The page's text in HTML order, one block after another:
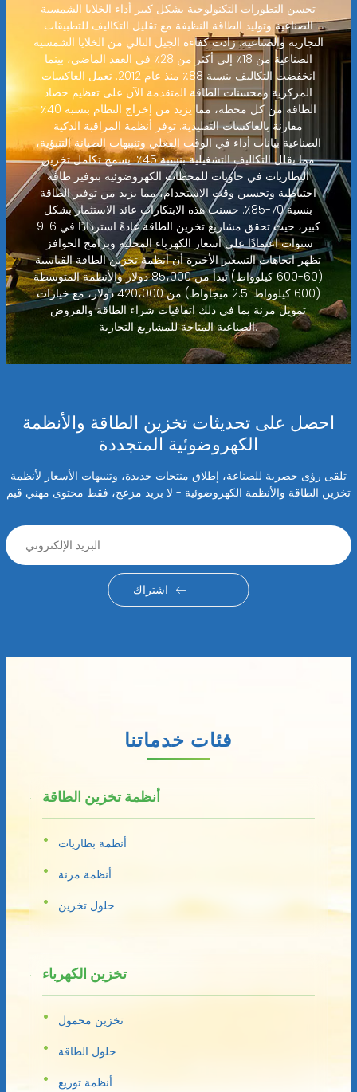
تحسن التطورات التكنولوجية بشكل كبير أداء الخلايا الشمسية
الصناعية وتوليد الطاقة النظيفة مع تقليل التكاليف للتطبيقات
التجارية والصناعية. زادت كفاءة الجيل التالي من الخلايا الشمسية
الصناعية من 18٪ إلى أكثر من 28٪ في العقد الماضي، بينما
انخفضت التكاليف بنسبة 88٪ منذ عام 2012. تعمل العاكسات
المركزية ومحسنات الطاقة المتقدمة الآن على تعظيم حصاد
الطاقة من كل محطة، مما يزيد من إخراج النظام بنسبة 40٪
مقارنة بالعاكسات التقليدية. توفر أنظمة المراقبة الذكية
الصناعية بيانات أداء في الوقت الفعلي وتنبيهات الصيانة التنبؤية،
مما يقلل التكاليف التشغيلية بنسبة 45٪. يسمح تكامل تخزين
البطاريات في حاويات للمحطات الكهروضوئية بتوفير طاقة
احتياطية وتحسين وقت الاستخدام، مما يزيد من توفير الطاقة
بنسبة 70-85٪. حسنت هذه الابتكارات عائد الاستثمار بشكل
كبير، حيث تحقق مشاريع تخزين الطاقة عادةً استردادًا في 6-9
سنوات اعتمادًا على أسعار الكهرباء المحلية وبرامج الحوافز.
تظهر اتجاهات التسعير الأخيرة أن أنظمة تخزين الطاقة القياسية
(60-600 كيلوواط) تبدأ من 85،000 دولار والأنظمة المتوسطة
(600 كيلوواط-2.5 ميجاواط) من 420،000 دولار، مع خيارات
تمويل مرنة بما في ذلك اتفاقيات شراء الطاقة والقروض
الصناعية المتاحة للمشاريع التجارية.
احصل على تحديثات تخزين الطاقة والأنظمة
الكهروضوئية المتجددة
تلقى رؤى حصرية للصناعة، إطلاق منتجات جديدة، وتنبيهات الأسعار لأنظمة
تخزين الطاقة والأنظمة الكهروضوئية - لا بريد مزعج، فقط محتوى مهني قيم
اشتراك
فئات خدماتنا
أنظمة تخزين الطاقة
أنظمة بطاريات
أنظمة مرنة
حلول تخزين
تخزين الكهرباء
تخزين محمول
حلول الطاقة
أنظمة توزيع